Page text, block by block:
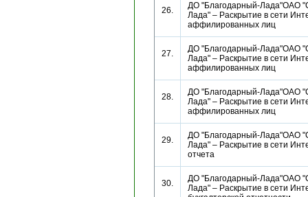
26.
ДО "Благодарный-Лада"ОАО
Лада" – Раскрытие в сети
аффилированных лиц
27.
ДО "Благодарный-Лада"ОАО
Лада" – Раскрытие в сети
аффилированных лиц
28.
ДО "Благодарный-Лада"ОАО
Лада" – Раскрытие в сети
аффилированных лиц
29.
ДО "Благодарный-Лада"ОАО
Лада" – Раскрытие в сети
отчета
30.
ДО "Благодарный-Лада"ОАО
Лада" – Раскрытие в сети